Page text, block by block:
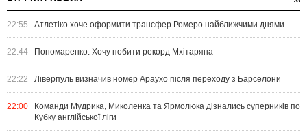
22:55 Атлетіко хоче оформити трансфер Ромеро найближчими днями
22:44 Пономаренко: Хочу побити рекорд Мхітаряна
22:22 Ліверпуль визначив номер Араухо після переходу з Барселони
22:00
Команди Мудрика, Миколенка та Ярмолюка дізнались суперників по
Кубку англійської ліги